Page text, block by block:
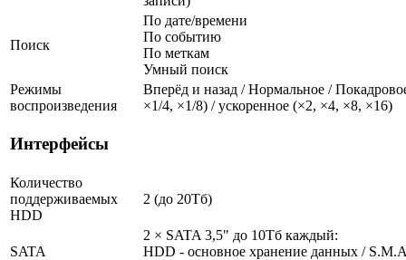
Поиск
По дате/времени
По событию
По меткам
Умный поиск
Режимы
воспроизведения
Вперёд и назад / Нормальное /
×1/4, ×1/8) / ускоренное (×2, ×4, ×8, ×16)
Интерфейсы
Количество
поддерживаемых
HDD
2 (до 20Тб)
SATA
2 × SATA 3,5" до 10Тб каждый:
HDD - основное хранение данных /